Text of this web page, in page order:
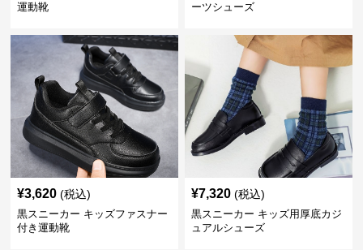
運動靴
ーツシューズ
¥3,620 (税込)
黒スニーカー キッズファスナー
付き運動靴
¥7,320 (税込)
黒スニーカー キッズ用厚底カジ
ュアルシューズ